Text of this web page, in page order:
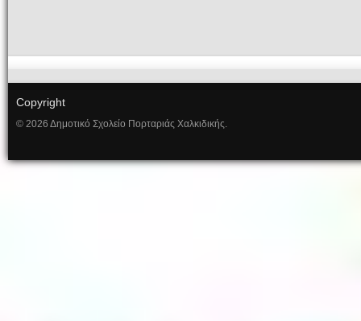
Copyright
© 2026 Δημοτικό Σχολείο Πορταριάς Χαλκιδικής.